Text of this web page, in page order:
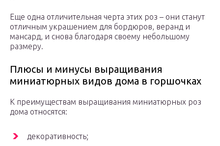
Еще одна отличительная черта этих роз – они станут
отличным украшением для бордюров, веранд и
мансард, и снова благодаря своему небольшому
размеру.
Плюсы и минусы выращивания
миниатюрных видов дома в горшочках
К преимуществам выращивания миниатюрных роз
дома относятся:
декоративность;